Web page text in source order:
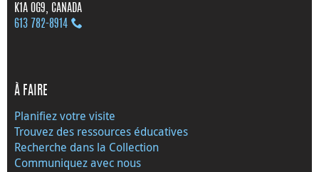
K1A 0G9, CANADA
613 782‑8914
À FAIRE
Planifiez votre visite
Trouvez des ressources éducatives
Recherche dans la Collection
Communiquez avec nous